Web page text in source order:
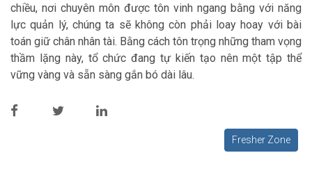
chiều, nơi chuyên môn được tôn vinh ngang bằng với năng
lực quản lý, chúng ta sẽ không còn phải loay hoay với bài
toán giữ chân nhân tài. Bằng cách tôn trọng những tham vọng
thầm lặng này, tổ chức đang tự kiến tạo nên một tập thể
vững vàng và sẵn sàng gắn bó dài lâu.
Fresher Zone